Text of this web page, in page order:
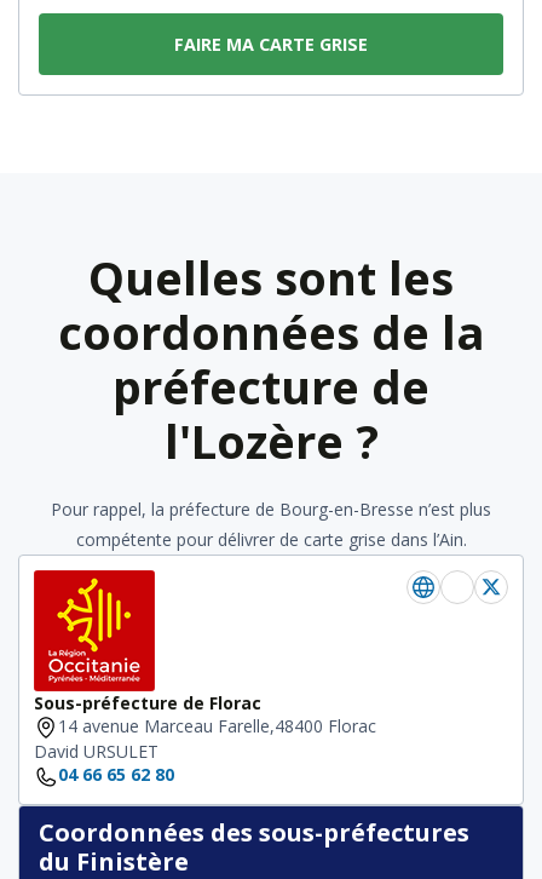
FAIRE MA CARTE GRISE
Quelles sont les
coordonnées de la
préfecture de
l'Lozère ?
Pour rappel, la préfecture de Bourg-en-Bresse n’est plus
compétente pour délivrer de carte grise dans l’Ain.
Sous-préfecture de Florac
14 avenue Marceau Farelle,48400 Florac
David URSULET
04 66 65 62 80
Coordonnées des sous-préfectures
du Finistère